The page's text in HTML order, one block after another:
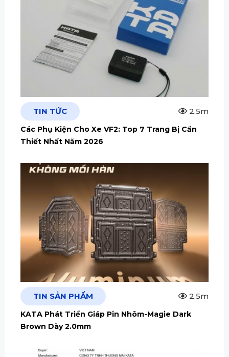
TIN TỨC 2.5m
Các Phụ Kiện Cho Xe VF2: Top 7 Trang Bị Cần
Thiết Nhất Năm 2026
TIN SẢN PHẨM 2.5m
KATA Phát Triển Giáp Pin Nhôm-Magie Dark
Brown Dày 2.0mm